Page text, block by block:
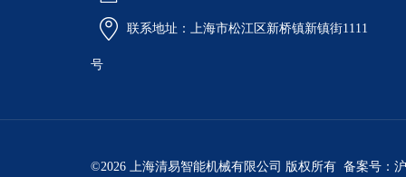
联系地址：上海市松江区新桥镇新镇街1111
号
©2026 上海清易智能机械有限公司 版权所有 备案号：